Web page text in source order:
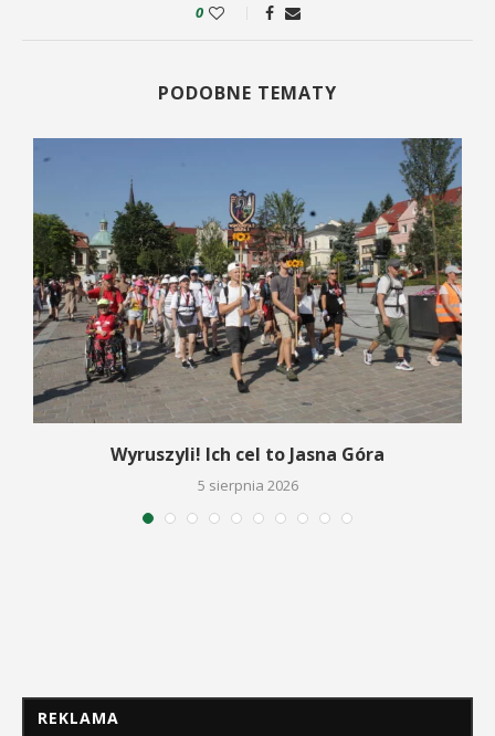
0
PODOBNE TEMATY
Wyruszyli! Ich cel to Jasna Góra
5 sierpnia 2026
REKLAMA